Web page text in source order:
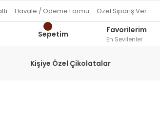
Havale / Ödeme Formu Özel Sipariş Ver
Sepetim Favorilerim
En Sevilenler
Kişiye Özel Çikolatalar